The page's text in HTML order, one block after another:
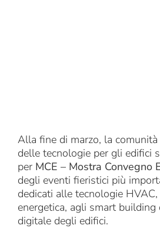
Alla fine di marzo, la
delle tecnologie per gli edifici
per MCE – Mostra Convegno
degli eventi fieristici più
dedicati alle tecnologie HVAC,
energetica, agli smart
digitale degli edifici.